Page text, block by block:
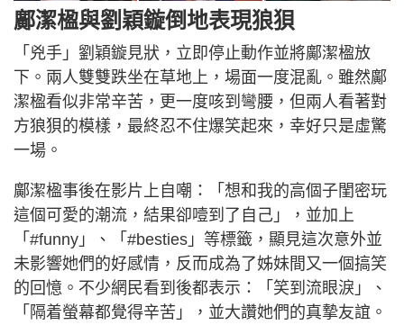
鄺潔楹與劉穎鏇倒地表現狼狽
「兇手」劉穎鏇見狀，立即停止動作並將鄺潔楹放
下。兩人雙雙跌坐在草地上，場面一度混亂。雖然鄺
潔楹看似非常辛苦，更一度咳到彎腰，但兩人看著對
方狼狽的模樣，最終忍不住爆笑起來，幸好只是虛驚
一場。
鄺潔楹事後在影片上自嘲：「想和我的高個子閨密玩
這個可愛的潮流，結果卻噎到了自己」，並加上
「#funny」、「#besties」等標籤，顯見這次意外並
未影響她們的好感情，反而成為了姊妹間又一個搞笑
的回憶。不少網民看到後都表示：「笑到流眼淚」、
「隔着螢幕都覺得辛苦」，並大讚她們的真摯友誼。